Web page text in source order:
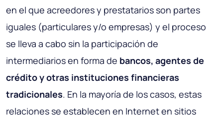
en el que acreedores y prestatarios son partes
iguales (particulares y/o empresas) y el proceso
se lleva a cabo sin la participación de
intermediarios en forma de bancos, agentes de
crédito y otras instituciones financieras
tradicionales. En la mayoría de los casos, estas
relaciones se establecen en Internet en sitios